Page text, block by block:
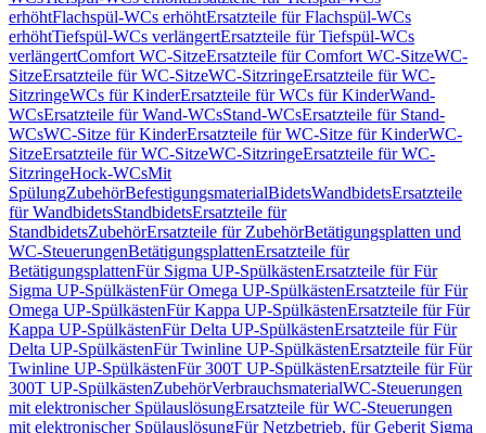
erhöhtFlachspül-WCs erhöhtErsatzteile für Flachspül-WCs
erhöhtTiefspül-WCs verlängertErsatzteile für Tiefspül-WCs
verlängertComfort WC-SitzeErsatzteile für Comfort WC-SitzeWC-
SitzeErsatzteile für WC-SitzeWC-SitzringeErsatzteile für WC-
SitzringeWCs für KinderErsatzteile für WCs für KinderWand-
WCsErsatzteile für Wand-WCsStand-WCsErsatzteile für Stand-
WCsWC-Sitze für KinderErsatzteile für WC-Sitze für KinderWC-
SitzeErsatzteile für WC-SitzeWC-SitzringeErsatzteile für WC-
SitzringeHock-WCsMit
SpülungZubehörBefestigungsmaterialBidetsWandbidetsErsatzteile
für WandbidetsStandbidetsErsatzteile für
StandbidetsZubehörErsatzteile für ZubehörBetätigungsplatten und
WC-SteuerungenBetätigungsplattenErsatzteile für
BetätigungsplattenFür Sigma UP-SpülkästenErsatzteile für Für
Sigma UP-SpülkästenFür Omega UP-SpülkästenErsatzteile für Für
Omega UP-SpülkästenFür Kappa UP-SpülkästenErsatzteile für Für
Kappa UP-SpülkästenFür Delta UP-SpülkästenErsatzteile für Für
Delta UP-SpülkästenFür Twinline UP-SpülkästenErsatzteile für Für
Twinline UP-SpülkästenFür 300T UP-SpülkästenErsatzteile für Für
300T UP-SpülkästenZubehörVerbrauchsmaterialWC-Steuerungen
mit elektronischer SpülauslösungErsatzteile für WC-Steuerungen
mit elektronischer SpülauslösungFür Netzbetrieb, für Geberit Sigma